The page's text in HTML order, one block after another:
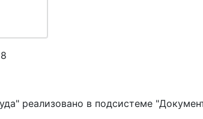
реализовано в подсистеме